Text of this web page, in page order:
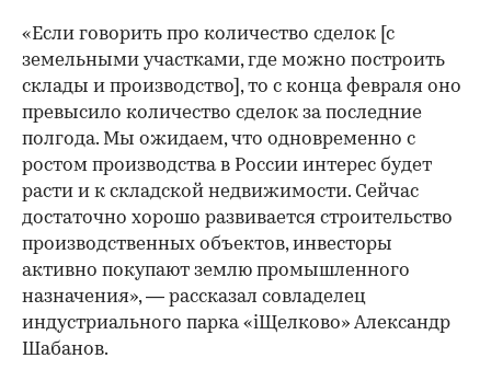
00:00 / 00:00
«Если говорить про количество сделок [с
земельными участками, где можно построить
склады и производство], то с конца февраля оно
превысило количество сделок за последние
полгода. Мы ожидаем, что одновременно с
ростом производства в России интерес будет
расти и к складской недвижимости. Сейчас
достаточно хорошо развивается строительство
производственных объектов, инвесторы
активно покупают землю промышленного
назначения», — рассказал совладелец
индустриального парка «iЩелково» Александр
Шабанов.